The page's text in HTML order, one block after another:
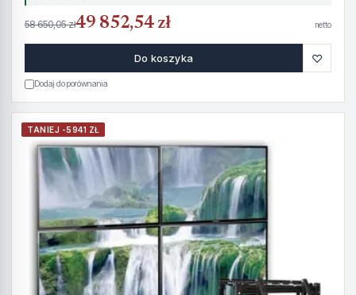
58 650,05 zł49 852,54 zł netto
Do koszyka ♡
Dodaj do porównania
TANIEJ -5941 ZŁ